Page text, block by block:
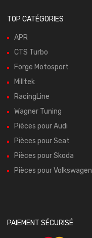
TOP CATÉGORIES
APR
CTS Turbo
Forge Motosport
Milltek
RacingLine
Wagner Tuning
Pièces pour Audi
Pièces pour Seat
Pièces pour Skoda
Pièces pour Volkswagen
PAIEMENT SÉCURISÉ